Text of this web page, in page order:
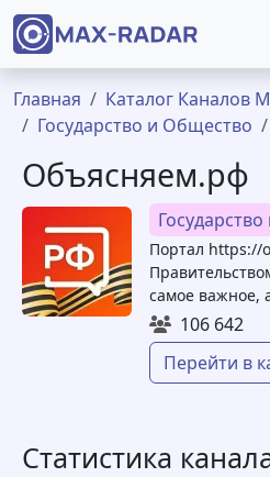
Перейти к основному
Строка навигации
Главная
Каталог Каналов
Государство и Общество
Объясняем.рф
Портал https://
самое важное,
106 642
Перейти в
Статистика